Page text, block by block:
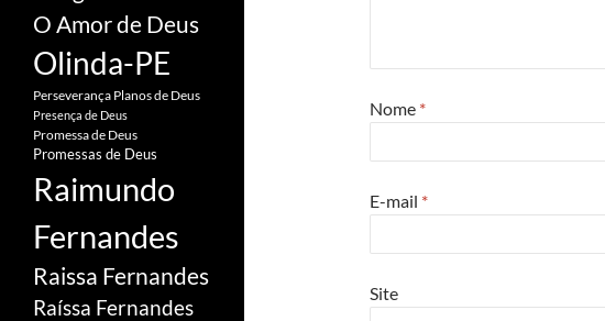
Nome *
E-mail *
Site
O Amor de Deus
Olinda-PE
Perseverança Planos de Deus
Presença de Deus
Promessa de Deus
Promessas de Deus
Raimundo
Fernandes
Raissa Fernandes
Raíssa Fernandes